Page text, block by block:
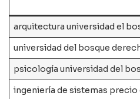
arquitectura universidad el
universidad del bosque
psicología universidad del
ingeniería de sistemas precio